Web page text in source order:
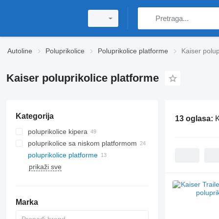
Autoline Poluprikolice Poluprikolice platforme Kaiser
Kaiser poluprikolice platforme
Kategorija
poluprikolice kipera
poluprikolice sa niskom platformom
poluprikolice platforme
prikaži sve
Marka
13 oglasa: